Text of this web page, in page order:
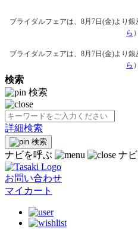
ブライダルフェアは、8月7日(金)より
ら ）
ブライダルフェアは、8月7日(金)より
ら ）
検索
検索
詳細検索
検索
ナビを呼ぶ ナ
お問い合わせ
マイカート